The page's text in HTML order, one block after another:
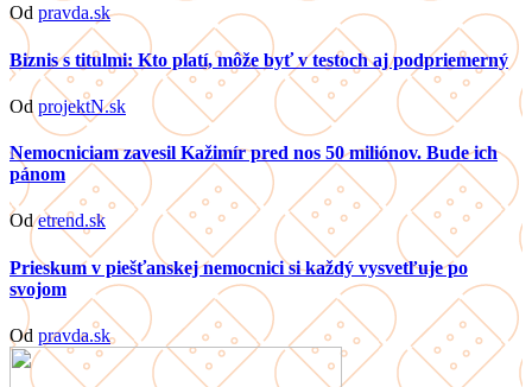
Od pravda.sk
Biznis s titulmi: Kto platí, môže byť v testoch aj podpriemerný
Od projektN.sk
Nemocniciam zavesil Kažimír pred nos 50 miliónov. Bude ich
pánom
Odetrend.sk
Prieskum v piešťanskej nemocnici si každý vysvetľuje po
svojom
Od pravda.sk